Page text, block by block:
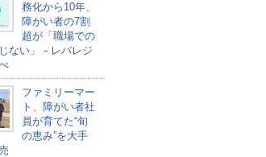
務化から10年、
障がい者の7割
超が「職場での
ない」－レバレジ
ファミリーマー
ト、障がい者社
員が育てた“旬
の恵み”を大手